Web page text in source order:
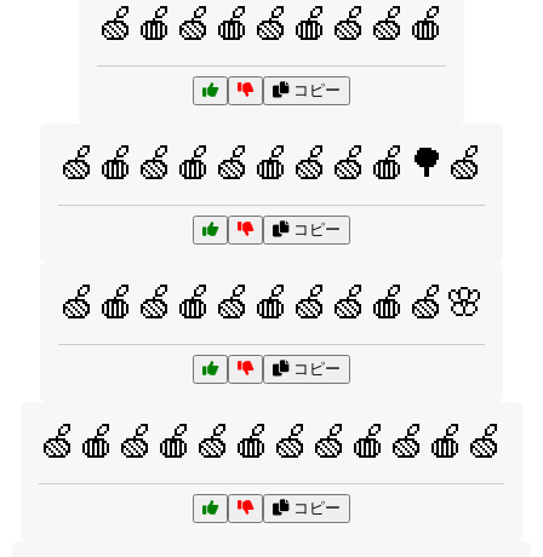
🍏🍎🍏🍎🍏🍎🍏🍏🍎
コピー
🍏🍎🍏🍎🍏🍎🍏🍏🍎🌳🍏
コピー
🍏🍎🍏🍎🍏🍎🍏🍏🍎🍏🌸
コピー
🍏🍎🍏🍎🍏🍎🍏🍏🍎🍏🍎🍏
コピー